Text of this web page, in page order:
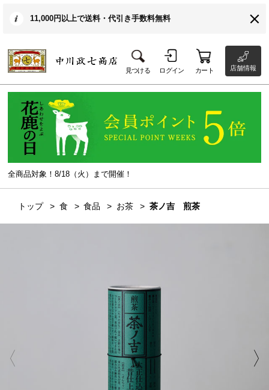
11,000円以上で送料・代引き手数料無料
見つける ログイン カート 店舗情報
全商品対象！8/18（火）まで開催！
トップ 食 食品 お茶 茶ノ吉 煎茶